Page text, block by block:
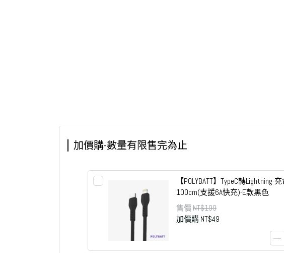
加價購-數量有限售完為止
【POLYBATT】TypeC轉Lightning-
100cm(支援6A快充)-E款黑色
售價 NT$199
加價購 NT$49